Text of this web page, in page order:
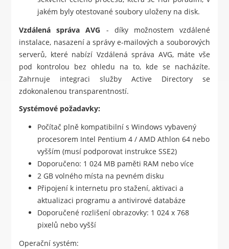
jakém byly otestované soubory uloženy na disk.
Vzdálená správa AVG - díky možnostem vzdálené
instalace, nasazení a správy e-mailových a souborových
serverů, které nabízí Vzdálená správa AVG, máte vše
pod kontrolou bez ohledu na to, kde se nacházíte.
Zahrnuje integraci služby Active Directory se
zdokonalenou transparentností.
Systémové požadavky:
Počítač plně kompatibilní s Windows vybavený
procesorem Intel Pentium 4 / AMD Athlon 64 nebo
vyšším (musí podporovat instrukce SSE2)
Doporučeno: 1 024 MB paměti RAM nebo více
2 GB volného místa na pevném disku
Připojení k internetu pro stažení, aktivaci a
aktualizaci programu a antivirové databáze
Doporučené rozlišení obrazovky: 1 024 x 768
pixelů nebo vyšší
Operační systém: